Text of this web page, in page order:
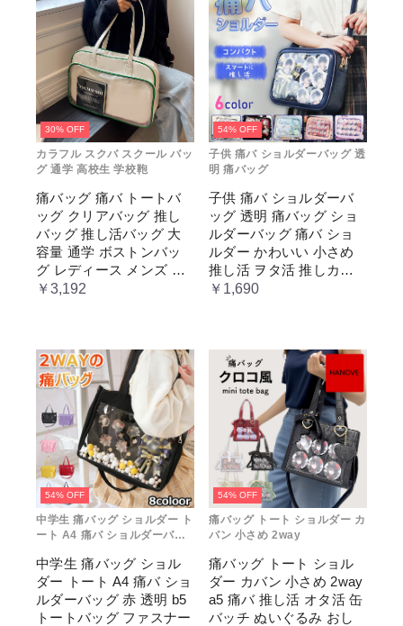
30% OFF
カラフル スクバ スクール バッ
グ 通学 高校生 学校鞄
痛バッグ 痛バ トートバ
ッグ クリアバッグ 推し
バッグ 推し活バッグ 大
容量 通学 ボストンバッ
グ レディース メンズ 男
女兼用 学生 スクール 透
￥3,192
54% OFF
子供 痛バ ショルダーバッグ 透
明 痛バッグ
子供 痛バ ショルダーバ
ッグ 透明 痛バッグ ショ
ルダーバッグ 痛バ ショ
ルダー かわいい 小さめ
推し活 ヲタ活 推しカラ
ー 推し色 肩掛け レディ
￥1,690
54% OFF
中学生 痛バッグ ショルダー ト
ート A4 痛バ ショルダーバッ
中学生 痛バッグ ショル
ダー トート A4 痛バ ショ
ルダーバッグ 赤 透明 b5
トートバッグ ファスナー
54% OFF
痛バッグ トート ショルダー カ
バン 小さめ 2way
痛バッグ トート ショル
ダー カバン 小さめ 2way
a5 痛バ 推し活 オタ活 缶
バッチ ぬいぐるみ おし